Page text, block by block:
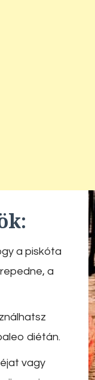
a piskóta
a
diétán.
vagy